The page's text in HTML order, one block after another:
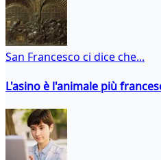
San Francesco ci dice che...
L'asino è l'animale più